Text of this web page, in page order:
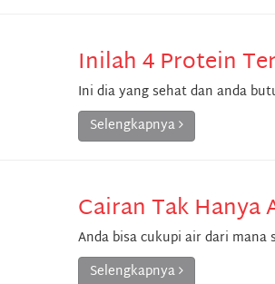
Inilah 4 Protein
Ini dia yang sehat dan anda
Selengkapnya
Cairan Tak Hanya
Anda bisa cukupi air dari mana
Selengkapnya